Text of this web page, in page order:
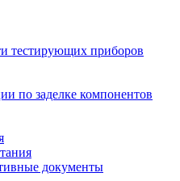
тестирующих приборов
по заделке компонентов
документы